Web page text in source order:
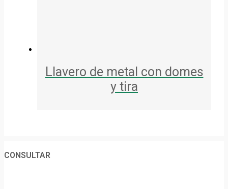
Llavero de metal con domes
y tira
CONSULTAR